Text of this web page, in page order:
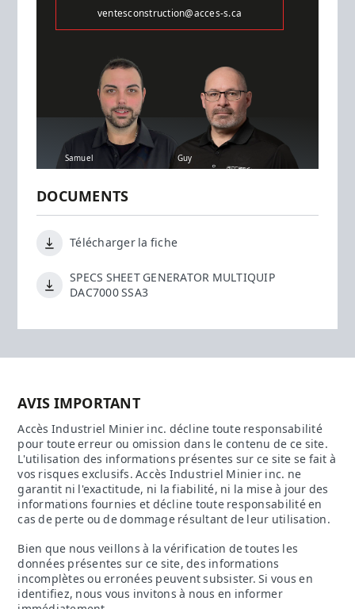
ventesconstruction@acces-s.ca
Samuel Guy
DOCUMENTS
Télécharger la fiche
SPECS SHEET GENERATOR MULTIQUIP
DAC7000 SSA3
AVIS IMPORTANT
Accès Industriel Minier inc. décline toute responsabilité
pour toute erreur ou omission dans le contenu de ce site.
L'utilisation des informations présentes sur ce site se fait à
vos risques exclusifs. Accès Industriel Minier inc. ne
garantit ni l'exactitude, ni la fiabilité, ni la mise à jour des
informations fournies et décline toute responsabilité en
cas de perte ou de dommage résultant de leur utilisation.
Bien que nous veillons à la vérification de toutes les
données présentes sur ce site, des informations
incomplètes ou erronées peuvent subsister. Si vous en
identifiez, nous vous invitons à nous en informer